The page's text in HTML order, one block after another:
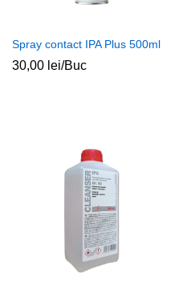
Spray contact IPA Plus 500ml
30,00 lei/Buc